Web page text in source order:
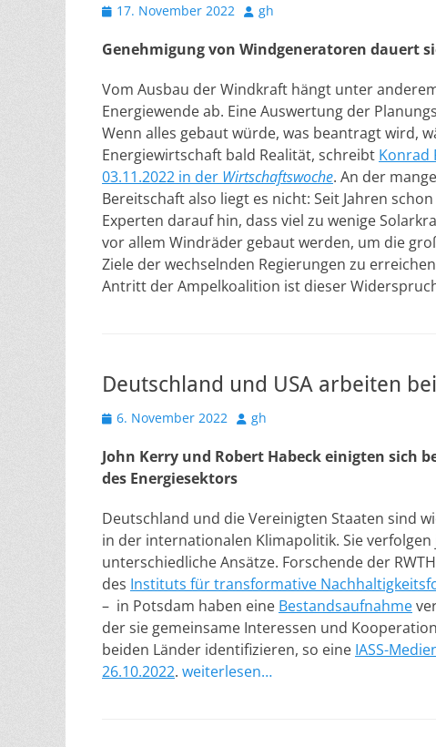
Veröffentlicht
17. November 2022 Autor
gh
Genehmigung von Windgeneratoren dauert
Vom Ausbau der Windkraft hängt unter
Energiewende ab. Eine Auswertung der
Wenn alles gebaut würde, was beantragt wird,
Energiewirtschaft bald Realität, schreibt Konrad
03.11.2022 in der Wirtschaftswoche. An der
Bereitschaft also liegt es nicht: Seit Jahren
Experten darauf hin, dass viel zu wenige
vor allem Windräder gebaut werden, um die
Ziele der wechselnden Regierungen zu
Antritt der Ampelkoalition ist dieser
Deutschland und USA arbeiten
Veröffentlicht
6. November 2022 Autor
gh
John Kerry und Robert Habeck einigten sich
des Energiesektors
Deutschland und die Vereinigten Staaten sind
in der internationalen Klimapolitik. Sie verfolgen
unterschiedliche Ansätze. Forschende der
des Instituts für transformative
– in Potsdam haben eine Bestandsaufnahme
der sie gemeinsame Interessen und
beiden Länder identifizieren, so eine IASS-
26.10.2022. weiterlesen…